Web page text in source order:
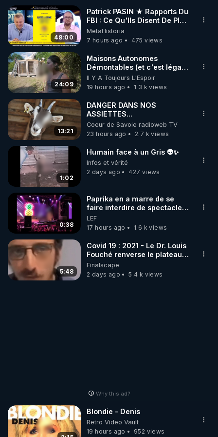
🌱 INSTAGRAM
https://www.instagram.com/rdlr_thierrycasasnovas/
http://rgnr.li/instagram
🌱 LA NEWSLETTER
Pour ne pas rater l’actualité RGNR (stages,
http://rgnr.li/news
🌱 VIDÉOS NON CENSURÉES SUR ODYSEE
Toutes les vidéos Youtube sont aussi sur la
http://rgnr.li/odysee
🌱 LES STAGES EN PRÉSENTIEL
http://rgnr.li/stages
_________
LES CODES PROMO DES PARTENAIRES
▶ 10 % de réduction sur les extracteurs de la
marque SANA :
Rendez-vous sur http://rgnr.li/lechoubrave
48:00
Patrick PASIN ★ Rapports Du
FBI : Ce Qu'Ils Disent De Plus
Grave Sur Hitler
MetaHistoria
7 hours ago
475 views
24:09
Maisons Autonomes
Démontables (et c'est légal).
Visite éco village en
Bretagne
Il Y A Toujours L'Espoir
19 hours ago
1.3 k views
13:21
DANGER DANS NOS
ASSIETTES...
Coeur de Savoie radioweb TV
23 hours ago
2.7 k views
1:02
Humain face à un Gris 👽✨
Infos et vérité
2 days ago
427 views
0:38
Paprika en a marre de se
faire interdire de spectacle.
Elle décide donc de devenir
DJ !
LEF
17 hours ago
1.6 k views
5:48
Covid 19 : 2021 - Le Dr. Louis
Fouché renverse le plateau
de CNews !
Finalscape
2 days ago
5.4 k views
Why this ad?
Blondie - Denis
Retro Video Vault
19 hours ago
952 views